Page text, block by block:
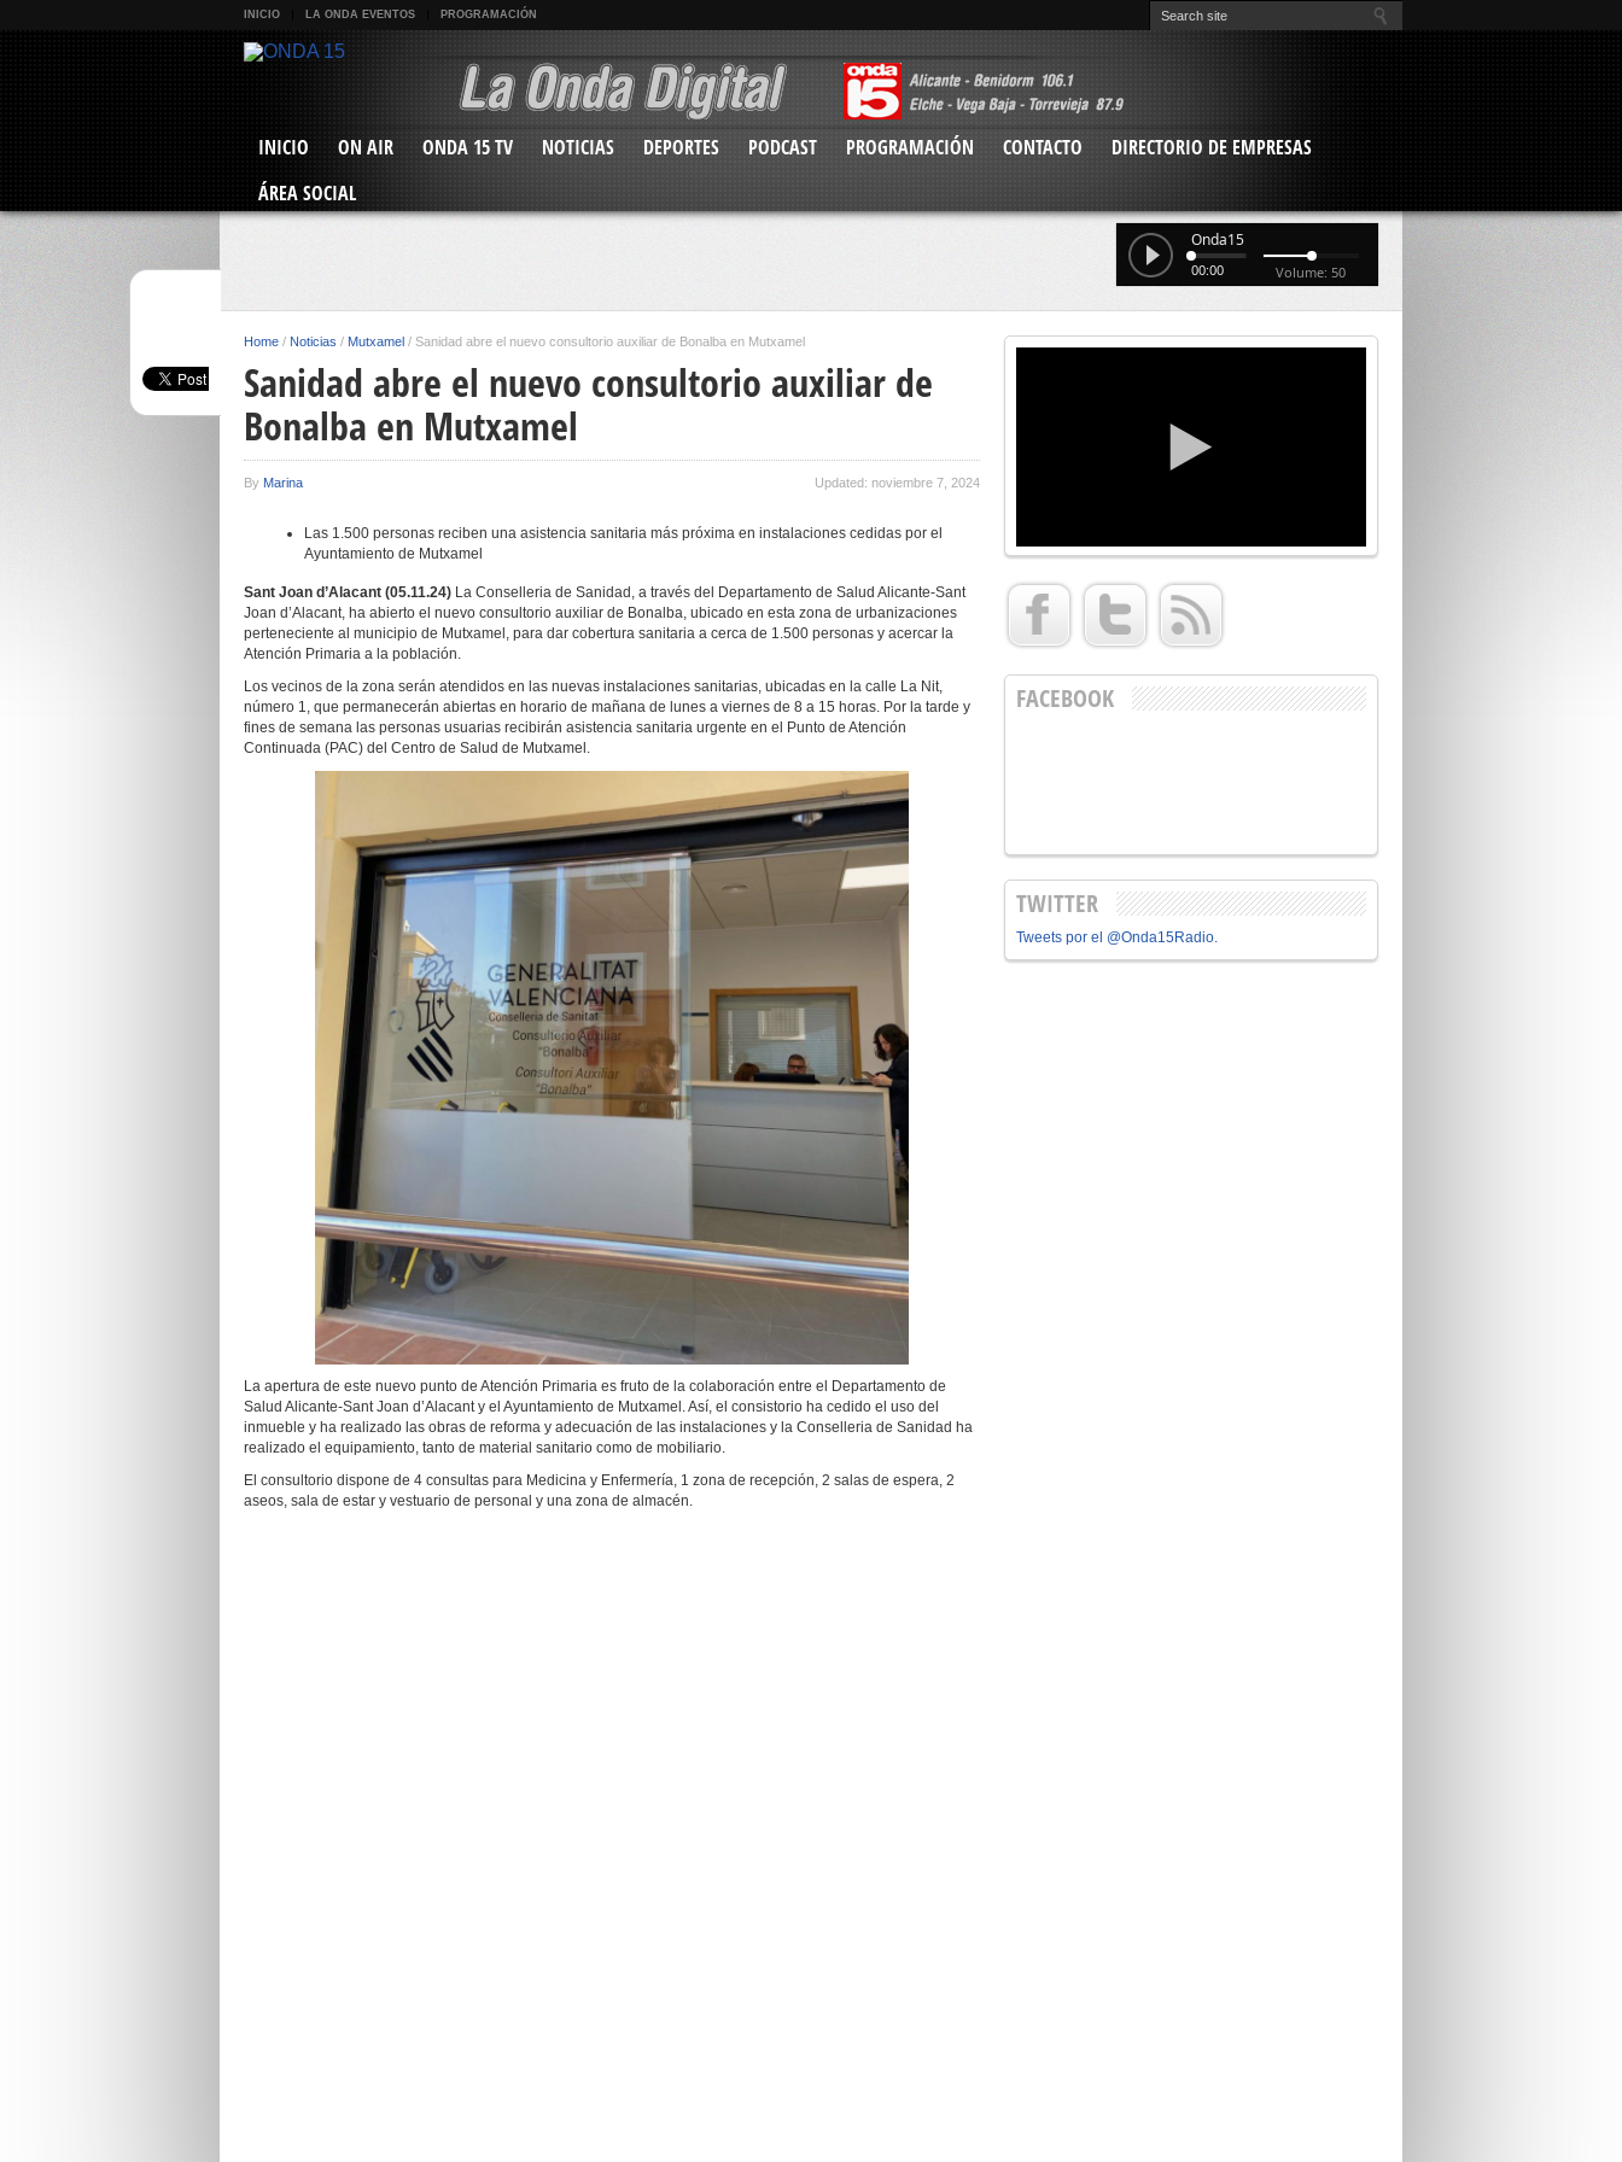
INICIO LA ONDA EVENTOS PROGRAMACIÓN
INICIO ON AIR ONDA 15 TV NOTICIAS DEPORTES PODCAST PROGRAMACIÓN CONTACTO
DIRECTORIO DE EMPRESAS
ÁREA SOCIAL
Onda15
00:00 Volume: 50
Home / Noticias / Mutxamel / Sanidad abre el nuevo consultorio auxiliar de Bonalba en Mutxamel
Sanidad abre el nuevo consultorio auxiliar de
Bonalba en Mutxamel
By Marina Updated: noviembre 7, 2024
Las 1.500 personas reciben una asistencia sanitaria más próxima en instalaciones cedidas por el
Ayuntamiento de Mutxamel
Sant Joan d’Alacant (05.11.24) La Conselleria de Sanidad, a través del Departamento de Salud Alicante-Sant
Joan d’Alacant, ha abierto el nuevo consultorio auxiliar de Bonalba, ubicado en esta zona de urbanizaciones
perteneciente al municipio de Mutxamel, para dar cobertura sanitaria a cerca de 1.500 personas y acercar la
Atención Primaria a la población.
Los vecinos de la zona serán atendidos en las nuevas instalaciones sanitarias, ubicadas en la calle La Nit,
número 1, que permanecerán abiertas en horario de mañana de lunes a viernes de 8 a 15 horas. Por la tarde y
fines de semana las personas usuarias recibirán asistencia sanitaria urgente en el Punto de Atención
Continuada (PAC) del Centro de Salud de Mutxamel.
La apertura de este nuevo punto de Atención Primaria es fruto de la colaboración entre el Departamento de
Salud Alicante-Sant Joan d’Alacant y el Ayuntamiento de Mutxamel. Así, el consistorio ha cedido el uso del
inmueble y ha realizado las obras de reforma y adecuación de las instalaciones y la Conselleria de Sanidad ha
realizado el equipamiento, tanto de material sanitario como de mobiliario.
El consultorio dispone de 4 consultas para Medicina y Enfermería, 1 zona de recepción, 2 salas de espera, 2
aseos, sala de estar y vestuario de personal y una zona de almacén.
FACEBOOK
TWITTER
Tweets por el @Onda15Radio.